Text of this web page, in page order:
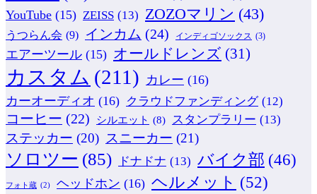
YouTube (15) ZEISS (13) ZOZOマリン (43)
うつらん会 (9) インカム (24) インディゴソックス (3)
エアーツール (15) オールドレンズ (31)
カスタム (211) カレー (16)
カーオーディオ (16) クラウドファンディング (12)
コーヒー (22) シルエット (8) スタンプラリー (13)
ステッカー (20) スニーカー (21)
ソロツー (85) ドナドナ (13) バイク部 (46)
フォト蔵 (2) ヘッドホン (16) ヘルメット (52)